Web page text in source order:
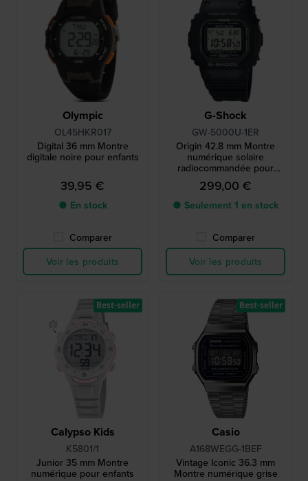
Olympic
OL45HKR017
Digital 36 mm Montre
digitale noire pour enfants
39,95 €
● En stock
Comparer
Voir les produits
G-Shock
GW-5000U-1ER
Origin 42.8 mm Montre
numérique solaire
radiocommandée pour
homme
299,00 €
● Seulement 1 en stock
Comparer
Voir les produits
Calypso Kids
K5801/1
Junior 35 mm Montre
numérique pour enfants
Best-seller
Casio
A168WEGG-1BEF
Vintage Iconic 36.3 mm
Montre numérique grise
Best-seller